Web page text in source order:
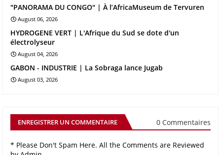
"PANORAMA DU CONGO" | À l’AfricaMuseum de Tervuren
August 06, 2026
HYDROGENE VERT | L'Afrique du Sud se dote d'un
électrolyseur
August 04, 2026
GABON - INDUSTRIE | La Sobraga lance Jugab
August 03, 2026
ENREGISTRER UN COMMENTAIRE 0 Commentaires
* Please Don't Spam Here. All the Comments are Reviewed